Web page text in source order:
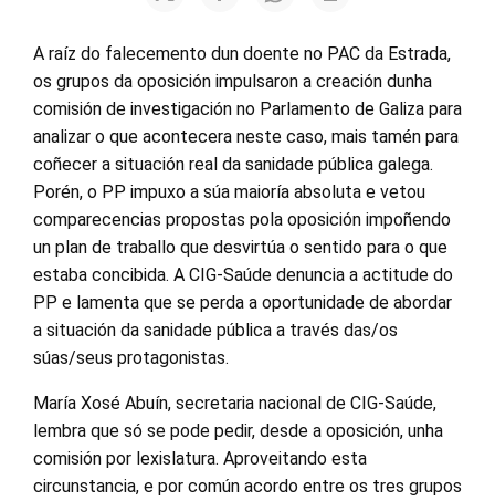
A raíz do falecemento dun doente no PAC da Estrada,
os grupos da oposición impulsaron a creación dunha
comisión de investigación no Parlamento de Galiza para
analizar o que acontecera neste caso, mais tamén para
coñecer a situación real da sanidade pública galega.
Porén, o PP impuxo a súa maioría absoluta e vetou
comparecencias propostas pola oposición impoñendo
un plan de traballo que desvirtúa o sentido para o que
estaba concibida. A CIG-Saúde denuncia a actitude do
PP e lamenta que se perda a oportunidade de abordar
a situación da sanidade pública a través das/os
súas/seus protagonistas.
María Xosé Abuín, secretaria nacional de CIG-Saúde,
lembra que só se pode pedir, desde a oposición, unha
comisión por lexislatura. Aproveitando esta
circunstancia, e por común acordo entre os tres grupos